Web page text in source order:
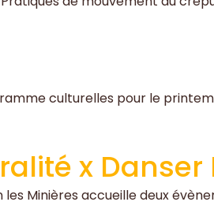
culturelles pour le
x Danser
les Minières accueille deux